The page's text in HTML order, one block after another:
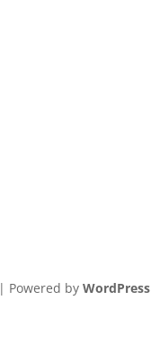
| Powered byWordPress